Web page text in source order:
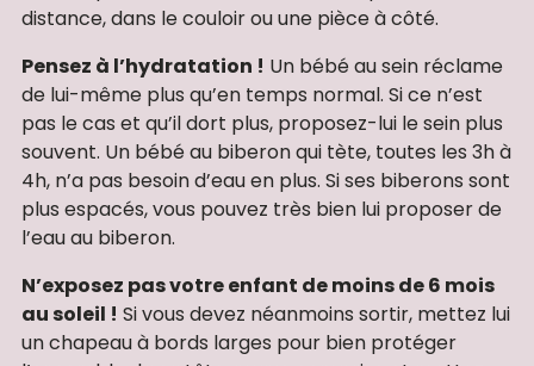
distance, dans le couloir ou une pièce à côté.
Pensez à l’hydratation ! Un bébé au sein réclame
de lui-même plus qu’en temps normal. Si ce n’est
pas le cas et qu’il dort plus, proposez-lui le sein plus
souvent. Un bébé au biberon qui tète, toutes les 3h à
4h, n’a pas besoin d’eau en plus. Si ses biberons sont
plus espacés, vous pouvez très bien lui proposer de
l’eau au biberon.
N’exposez pas votre enfant de moins de 6 mois
au soleil ! Si vous devez néanmoins sortir, mettez lui
un chapeau à bords larges pour bien protéger